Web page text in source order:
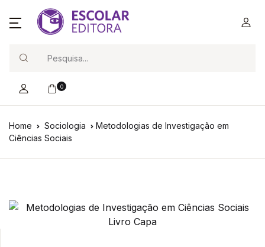
0
Home Sociologia
Metodologias de Investigação em
Ciências Sociais